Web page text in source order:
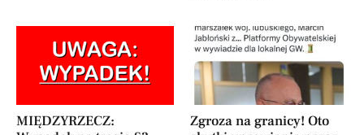
MIĘDZYRZECZ:
Zgroza na granicy! Oto